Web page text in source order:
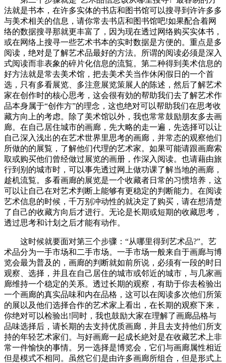
法就是书本，在许多实体的书店和图书馆可以搜寻到许许多多
与美术相关的信息，请你常去书店和图书馆吧!如果配合着网
络的数据搜寻那就更丰富了，因为现在透过网络购买实体书，
或在网络上搜寻一些艺术书本的实时数据是方便的。重点是多
阅读，绝对是了解艺术品最好的方法。所谓的阅读必须是深入
式阅读而非表象的碎片化信息的流覧。第二种得到美术信息的
好方法就是常去美术馆，把去美术关当作休闲假日的一个首
选，只有多看展览、多注意展览策展人的陈述，然后了解艺术
家在创作时的核心思考，这会很有効的帮助我们去了解艺术作
品本身属于“创作方”的理念，这也绝对可以帮助我们在思考收
藏方向上的考虑。除了美术馆以外，我也常常鼓励朋友多去画
廊。在自己居住城市的画廊，先大略的走一遍，先选择可以让
自己深入浅出的在艺术世界里思考的画廊，并常态的观察他们
所做的的展覧，了解他们代理的艺术家。如果可能请跟画廊索
取或购买他们曾经做过展览的画册，作深入阅读。也请藉由旅
行到别的城市时，可以事先透过网上做功课了解当地的画廊，
趁机流覧。多看画廊的展览是一个收藏者日常的习惯培养，这
可以让自己在对艺术判断上能够有更稳定的判断能力。在阅读
艺术信息的时候，千万别冲动性的就决定了购买，请在想清楚
了自己的收藏方向后才进行。无论是长期或短期的收藏思考，
透过思考和计划之后才能有动作。
这时候就要面对第三个步骤：“从哪里得到艺术品?”。艺
术品分为一手市场和二手市场。一手市场一般来自于画廊与博
览会最为普及的，画廊的判断就如前所说，必须有一段的时日
观察、选择，并且在自己居住的城市或邻近的城市，与几家画
廊维持一个稳定的关系。透过长期的观察，有助于你去检验出
一个画廊的真实品味和内在品格，这可以在阅读多次他们所策
的展以及他们选择合作的艺术家上看出，在长期的观察下来，
你绝对可以检验出!同时，我也鼓励大家在理解了画廊品格与
品味选择后，请长期的去支持优质画廊，并且去支持他们所支
持的年轻艺术家们。与好画廊一起成长絶対是在收藏艺术上非
常一件愉快的事情。另一选择是博览会，它们与画廊属性相近
但是模式不相同。虽然它们是由许多画廊所组合，但是形式上